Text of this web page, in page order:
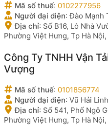
Mã số thuế: 0102277956
Người đại diện:Đào Mạnh
Địa chỉ: Số B16, Lô Nhà
Phường Việt Hưng, Tp Hà
Công Ty TNHH Vận
Vượng
Mã số thuế: 0101856774
Người đại diện: Vũ Hải Linh
Địa chỉ: Số 541, Phố Ngô
Phường Việt Hưng, Tp Hà